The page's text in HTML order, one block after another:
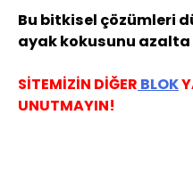
Bu bitkisel çözümleri
ayak kokusunu
SİTEMİZİN DİĞER BLOK
UNUTMAYIN!